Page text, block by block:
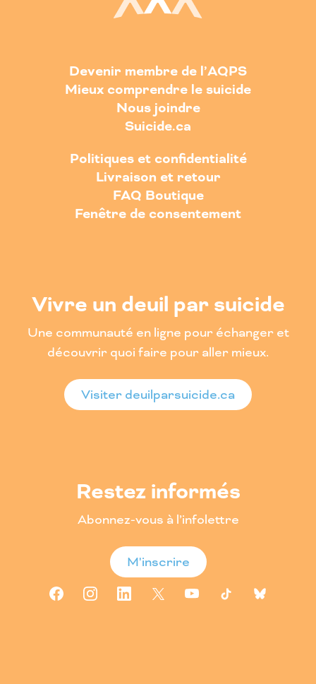
Devenir membre de l’AQPS
Mieux comprendre le suicide
Nous joindre
Suicide.ca
Politiques et confidentialité
Livraison et retour
FAQ Boutique
Fenêtre de consentement
Vivre un deuil par suicide
Une communauté en ligne pour échanger et
découvrir quoi faire pour aller mieux.
Visiter deuilparsuicide.ca
Restez informés
Abonnez-vous à l’infolettre
M'inscrire